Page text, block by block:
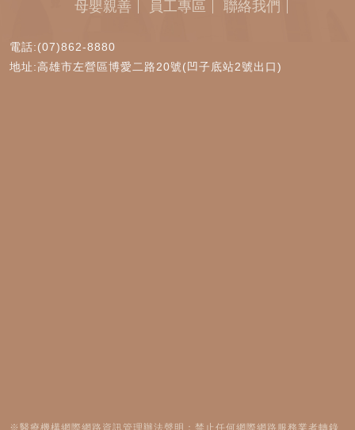
母嬰親善
員工專區 聯絡我們
電話:(07)862-8880
地址:高雄市左營區博愛二路20號(凹子底站2號出口)